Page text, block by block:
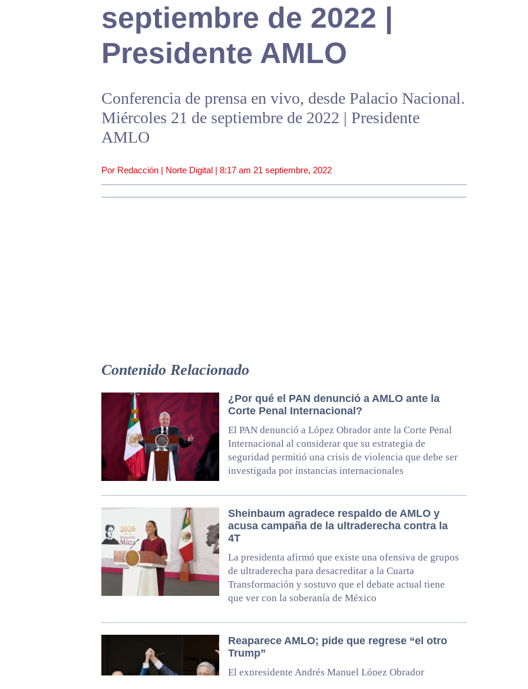
septiembre de 2022 |
Presidente AMLO
Conferencia de prensa en vivo, desde Palacio Nacional.
Miércoles 21 de septiembre de 2022 | Presidente
AMLO
Por Redacción | Norte Digital | 8:17 am 21 septiembre, 2022
Contenido Relacionado
¿Por qué el PAN denunció a AMLO ante la
Corte Penal Internacional?
El PAN denunció a López Obrador ante la Corte Penal
Internacional al considerar que su estrategia de
seguridad permitió una crisis de violencia que debe ser
investigada por instancias internacionales
Sheinbaum agradece respaldo de AMLO y
acusa campaña de la ultraderecha contra la
4T
La presidenta afirmó que existe una ofensiva de grupos
de ultraderecha para desacreditar a la Cuarta
Transformación y sostuvo que el debate actual tiene
que ver con la soberanía de México
Reaparece AMLO; pide que regrese “el otro
Trump”
El expresidente Andrés Manuel López Obrador